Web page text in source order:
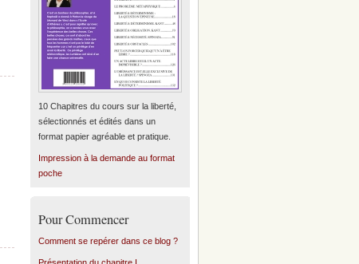
10 Chapitres du cours sur la liberté,
sélectionnés et édités dans un
format papier agréable et pratique.
Impression à la demande au format
poche
Pour Commencer
Comment se repérer dans ce blog ?